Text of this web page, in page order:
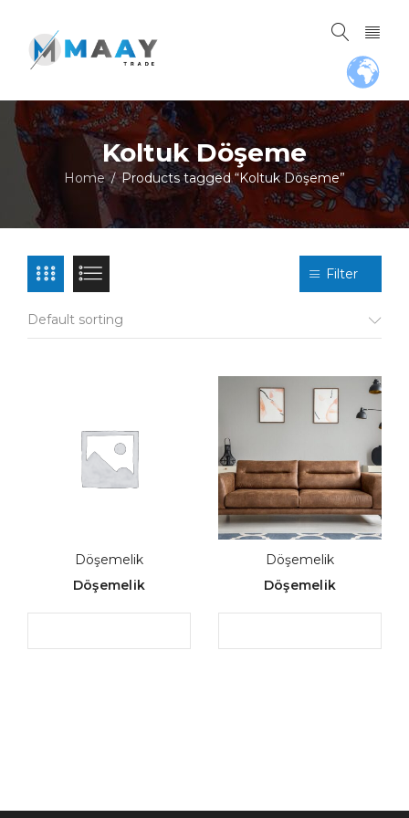
Koltuk Döşeme
Home / Products tagged “Koltuk Döşeme”
Filter
Default sorting
Döşemelik
Döşemelik
Döşemelik
Döşemelik